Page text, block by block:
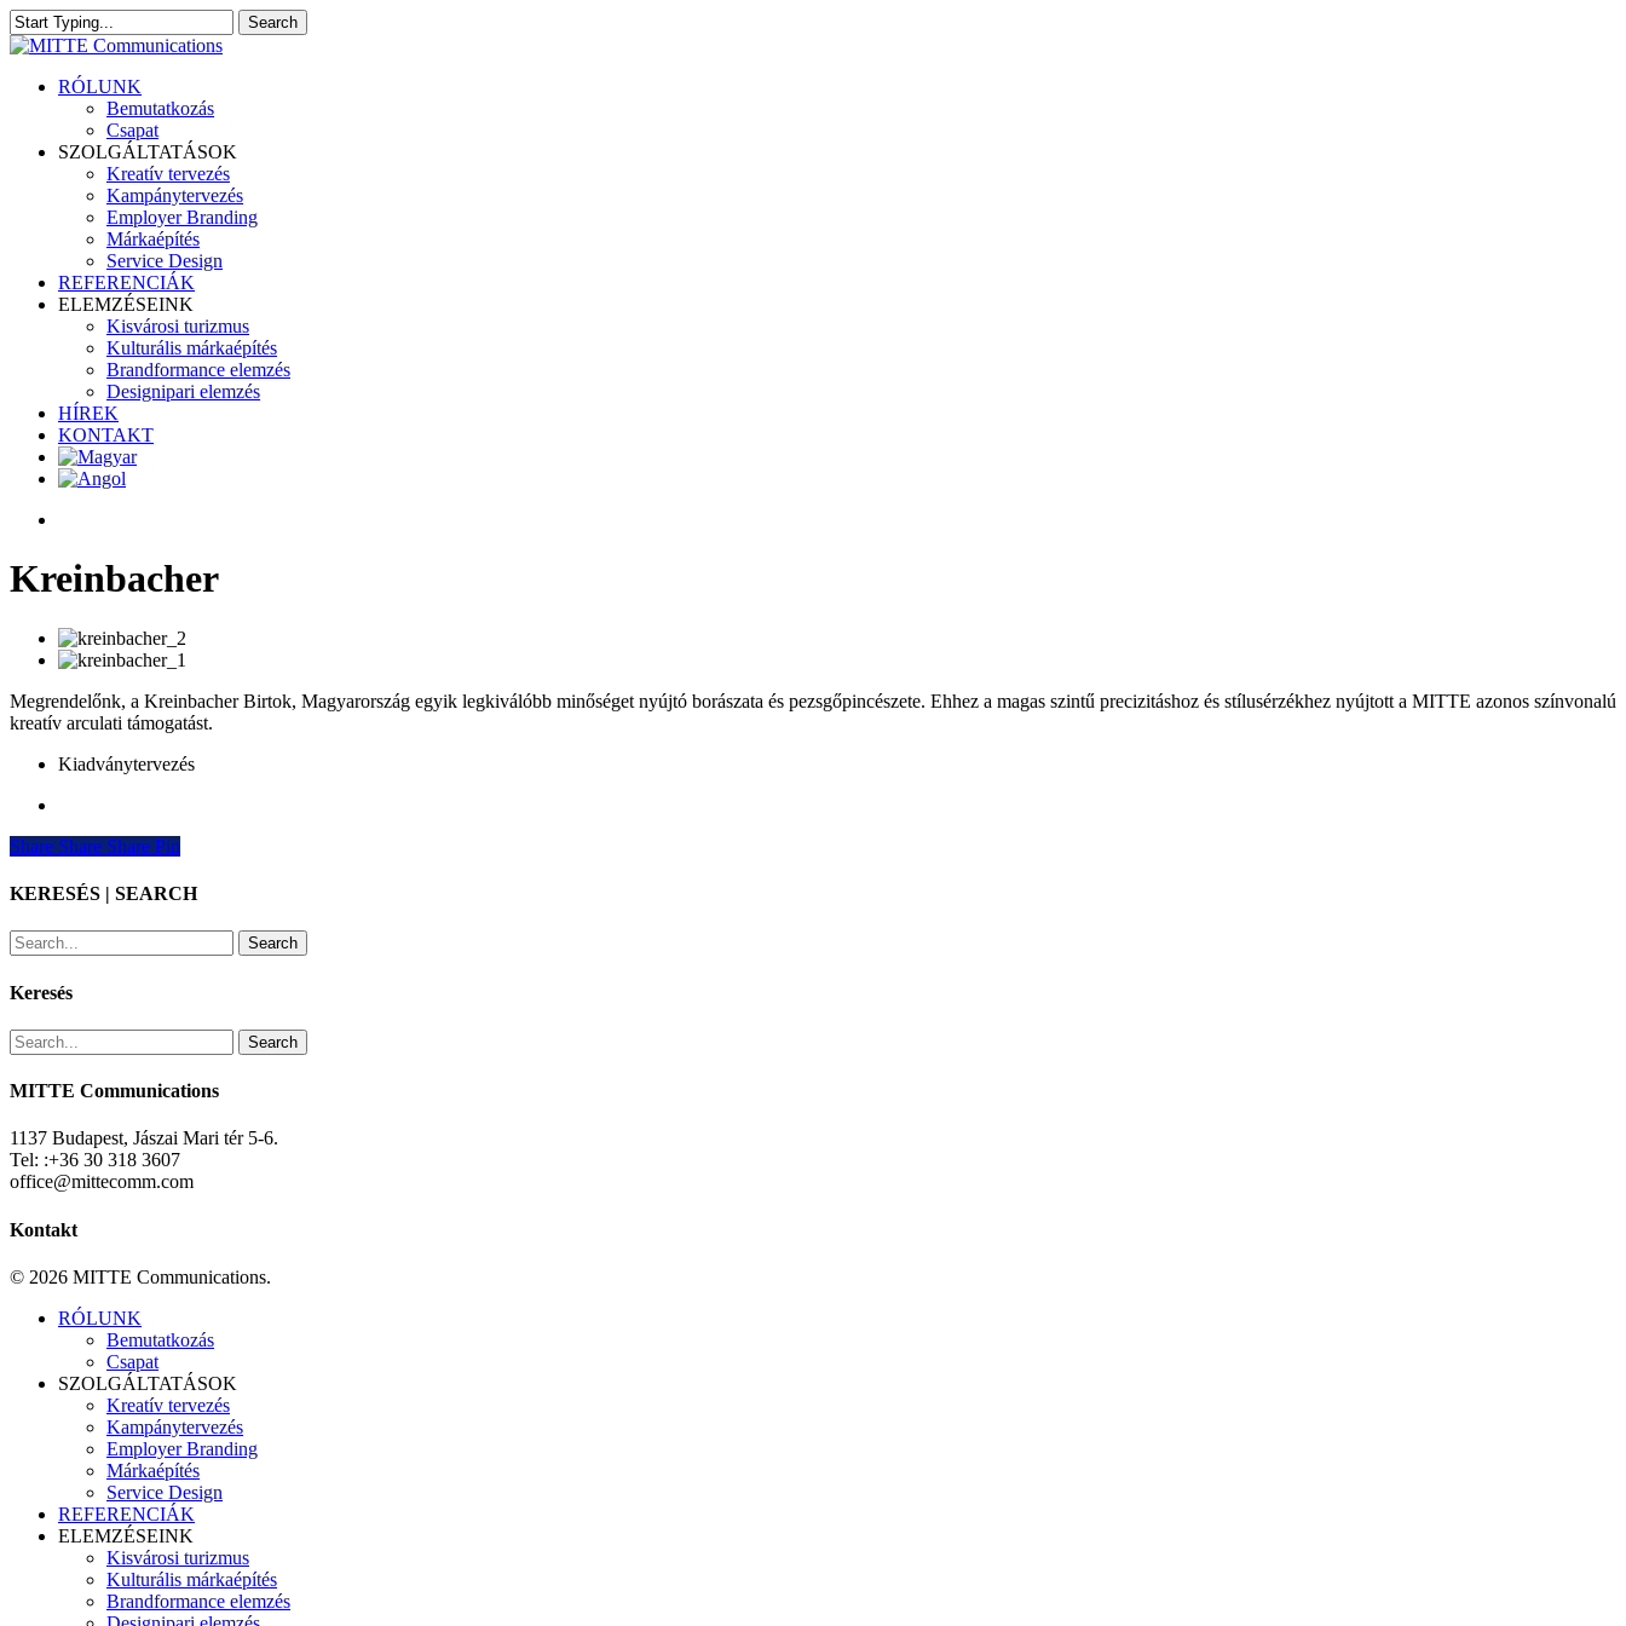
Skip
to
content
Search
Close
search
Menu
RÓLUNK
Bemutatkozás
Csapat
SZOLGÁLTATÁSOK
Kreatív tervezés
Kampánytervezés
Employer Branding
Márkaépítés
Service Design
REFERENCIÁK
ELEMZÉSEINK
Kisvárosi turizmus
Kulturális márkaépítés
Brandformance elemzés
Designipari elemzés
HÍREK
KONTAKT
Kreinbacher
Megrendelőnk, a Kreinbacher Birtok, Magyarország egyik legkiválóbb minőséget nyújtó borászata és pezsgőpincészete. Ehhez a magas szintű precizitáshoz és stílusérzékhez nyújtott a MITTE azonos színvonalú
kreatív arculati támogatást.
Kiadványtervezés
Share
Share Share Share Pin
KERESÉS | SEARCH
Search
Keresés
Search
MITTE Communications
1137 Budapest, Jászai Mari tér 5-6.
Tel: :+36 30 318 3607
office@mittecomm.com
Kontakt
© 2026 MITTE Communications.
Close
RÓLUNK
Bemutatkozás
Csapat
SZOLGÁLTATÁSOK
Kreatív tervezés
Kampánytervezés
Employer Branding
Márkaépítés
Service Design
REFERENCIÁK
ELEMZÉSEINK
Kisvárosi turizmus
Kulturális márkaépítés
Brandformance elemzés